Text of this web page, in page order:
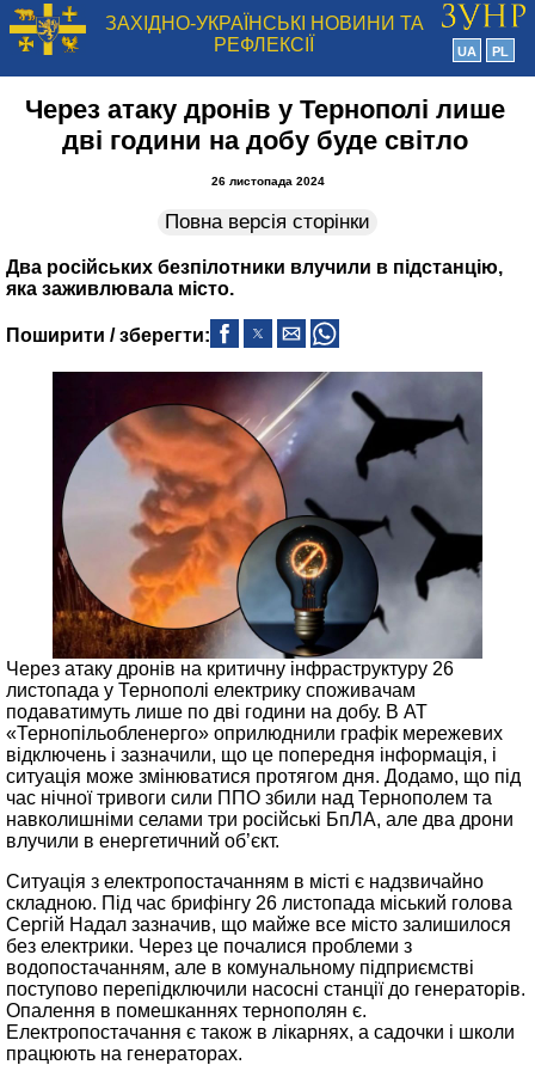
ЗАХІДНО-УКРАЇНСЬКІ НОВИНИ ТА
РЕФЛЕКСІЇ
UA PL
Через атаку дронів у Тернополі лише
дві години на добу буде світло
26 листопада 2024
Повна версія сторінки
Два російських безпілотники влучили в підстанцію,
яка заживлювала місто.
Поширити / зберегти:
Через атаку дронів на критичну інфраструктуру 26
листопада у Тернополі електрику споживачам
подаватимуть лише по дві години на добу. В АТ
«Тернопільобленерго» оприлюднили графік мережевих
відключень і зазначили, що це попередня інформація, і
ситуація може змінюватися протягом дня. Додамо, що під
час нічної тривоги сили ППО збили над Тернополем та
навколишніми селами три російські БпЛА, але два дрони
влучили в енергетичний об’єкт.
Ситуація з електропостачанням в місті є надзвичайно
складною. Під час брифінгу 26 листопада міський голова
Сергій Надал зазначив, що майже все місто залишилося
без електрики. Через це почалися проблеми з
водопостачанням, але в комунальному підприємстві
поступово перепідключили насосні станції до генераторів.
Опалення в помешканнях тернополян є.
Електропостачання є також в лікарнях, а садочки і школи
працюють на генераторах.